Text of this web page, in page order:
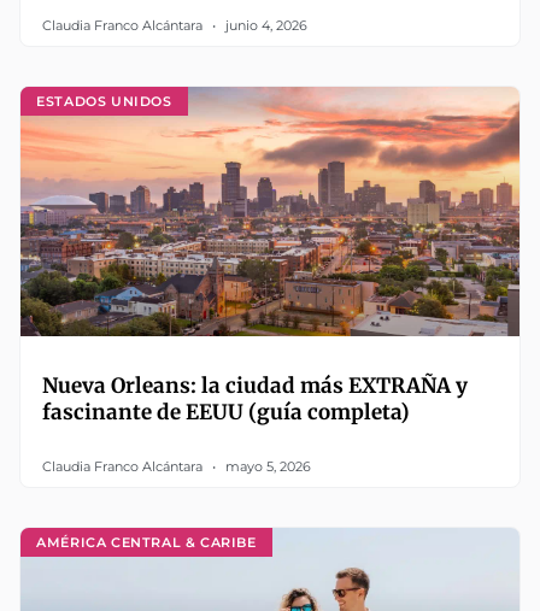
Claudia Franco Alcántara junio 4, 2026
ESTADOS UNIDOS
Nueva Orleans: la ciudad más EXTRAÑA y
fascinante de EEUU (guía completa)
Claudia Franco Alcántara mayo 5, 2026
AMÉRICA CENTRAL & CARIBE